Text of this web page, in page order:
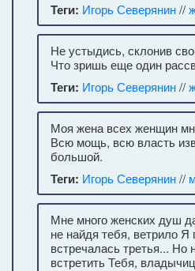
Теги: Игорь Северянин//
Не устыдись, склонив
Что зришь еще один
Теги: Игорь Северянин//
Моя жена всех женщин
Всю мощь, всю власть
большой.
Теги: Игорь Северянин//
Мне много женских душ
не найдя тебя, ветрило
встречалась третья...
встретить Тебя,